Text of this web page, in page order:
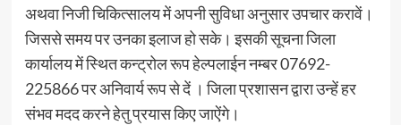
अथवा निजी चिकित्सालय में अपनी सुविधा अनुसार उपचार करावें।
जिससे समय पर उनका इलाज हो सके। इसकी सूचना जिला
कार्यालय में स्थित कन्ट्रोल रूप हेल्पलाईन नम्बर 07692-
225866 पर अनिवार्य रूप से दें । जिला प्रशासन द्वारा उन्हें हर
संभव मदद करने हेतु प्रयास किए जाऐंगे।